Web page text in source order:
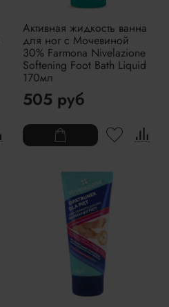
Активная жидкость ванна
для ног с Мочевиной
30% Farmona Nivelazione
Softening Foot Bath Liquid
170мл
505 руб